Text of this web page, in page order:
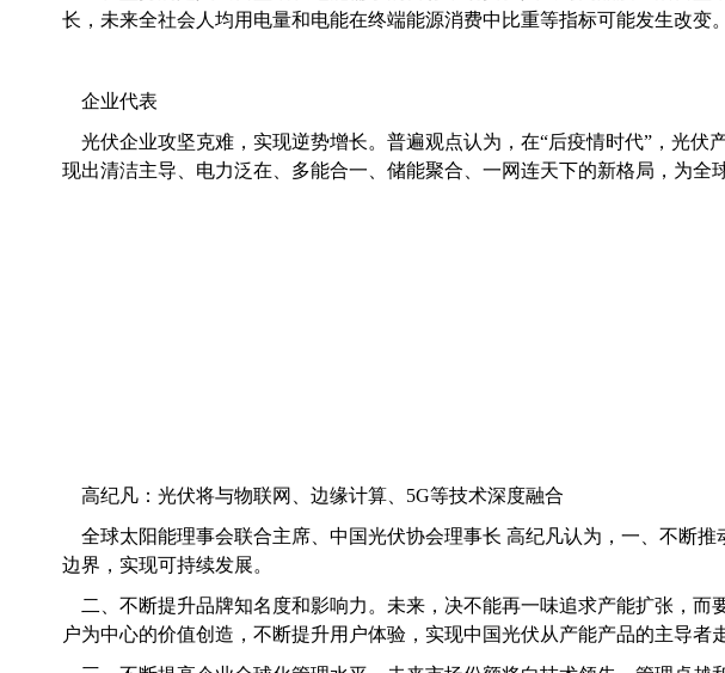
长，未来全社会人均用电量和电能在终端能源消费中比重等指标可能发生改变。
企业代表
光伏企业攻坚克难，实现逆势增长。普遍观点认为，在“后疫情时代”，光
现出清洁主导、电力泛在、多能合一、储能聚合、一网连天下的新格局，为
高纪凡：光伏将与物联网、边缘计算、5G等技术深度融合
全球太阳能理事会联合主席、中国光伏协会理事长 高纪凡认为，一、不断
边界，实现可持续发展。
二、不断提升品牌知名度和影响力。未来，决不能再一味追求产能扩张，
户为中心的价值创造，不断提升用户体验，实现中国光伏从产能产品的主导